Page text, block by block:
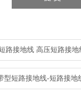
路接地线 高压短路接
型短路接地线-短路接